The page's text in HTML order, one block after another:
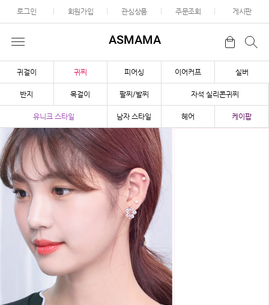
로그인 회원가입 관심상품 주문조회 게시판
ASMAMA
귀걸이 귀찌 피어싱 이어커프 실버
반지 목걸이 팔찌/발찌 자석 실리콘귀찌
유니크 스타일 남자 스타일 헤어 케이팝